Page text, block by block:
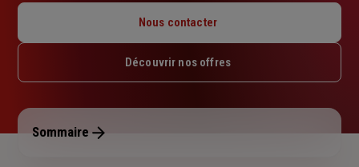
Jeudi : 09h – 12h
Dimanche : Fermé
Nous contacter
Découvrir nos offres
Sommaire